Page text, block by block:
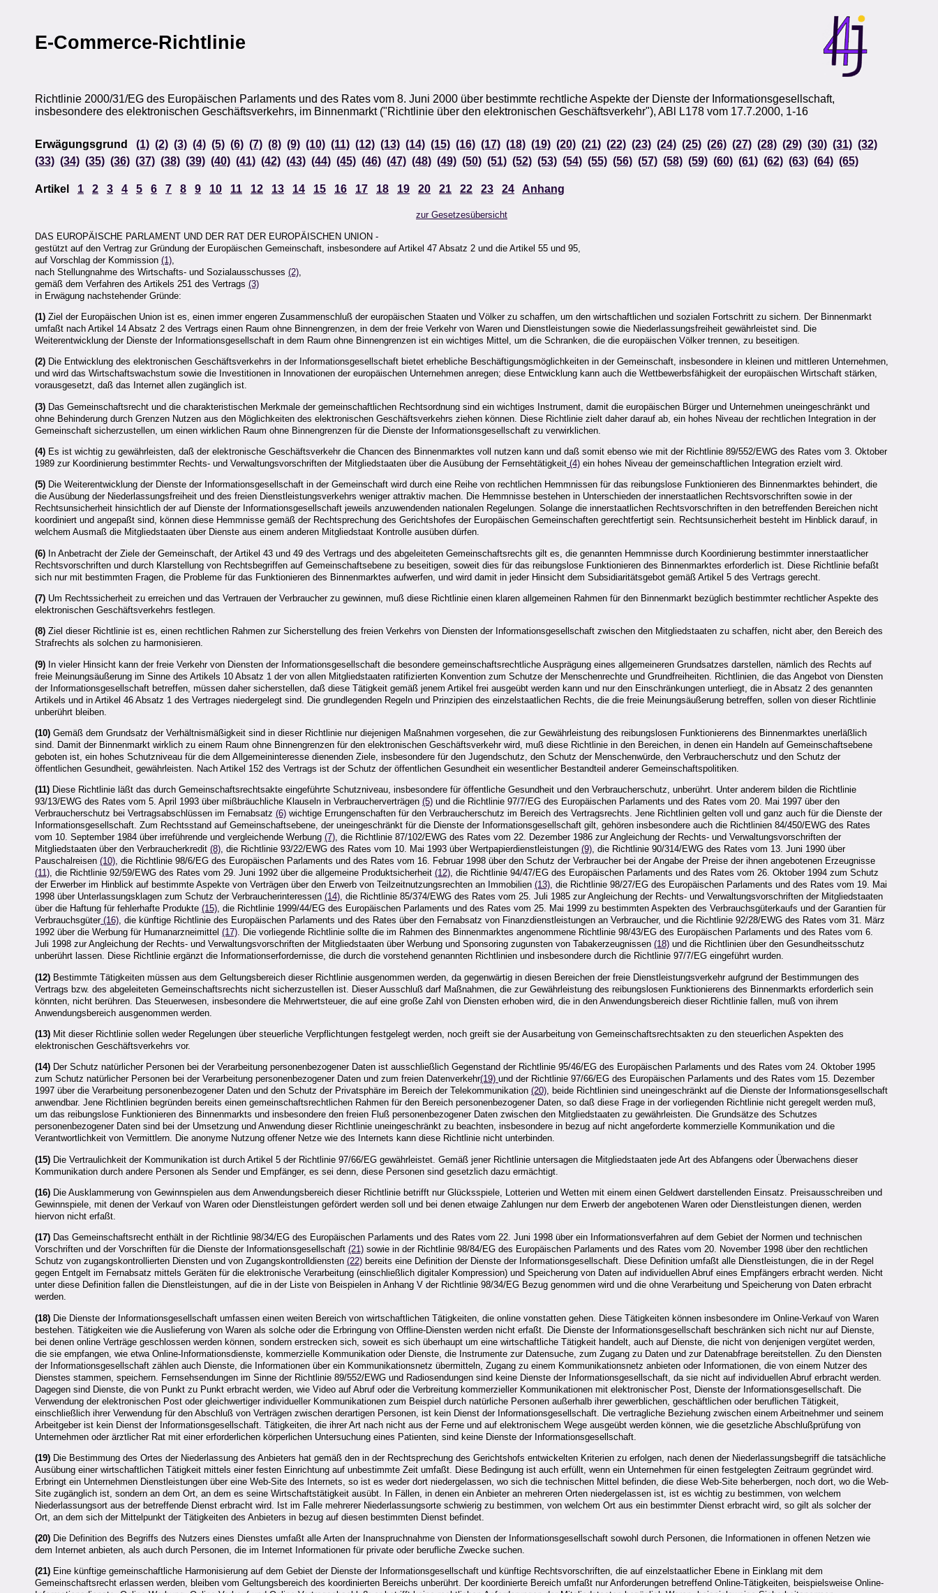
E-Commerce-Richtlinie
Richtlinie 2000/31/EG des Europäischen Parlaments und des Rates vom 8. Juni 2000 über bestimmte rechtliche Aspekte der Dienste der Informationsgesellschaft,
insbesondere des elektronischen Geschäftsverkehrs, im Binnenmarkt ("Richtlinie über den elektronischen Geschäftsverkehr"), ABl L178 vom 17.7.2000, 1-16
Erwägungsgrund (1) (2) (3) (4) (5) (6) (7) (8) (9) (10) (11) (12) (13) (14) (15) (16) (17) (18) (19) (20) (21) (22) (23) (24) (25) (26) (27) (28) (29) (30) (31) (32)
(33) (34) (35) (36) (37) (38) (39) (40) (41) (42) (43) (44) (45) (46) (47) (48) (49) (50) (51) (52) (53) (54) (55) (56) (57) (58) (59) (60) (61) (62) (63) (64) (65)
Artikel 1 2 3 4 5 6 7 8 9 10 11 12 13 14 15 16 17 18 19 20 21 22 23 24 Anhang
zur Gesetzesübersicht
DAS EUROPÄISCHE PARLAMENT UND DER RAT DER EUROPÄISCHEN UNION -
gestützt auf den Vertrag zur Gründung der Europäischen Gemeinschaft, insbesondere auf Artikel 47 Absatz 2 und die Artikel 55 und 95,
auf Vorschlag der Kommission (1)
nach Stellungnahme des Wirtschafts- und Sozialausschusses (2)
gemäß dem Verfahren des Artikels 251 des Vertrags (3)
in Erwägung nachstehender Gründe:
(1) Ziel der Europäischen Union ist es, einen immer engeren Zusammenschluß der europäischen Staaten und Völker zu schaffen, um den wirtschaftlichen und sozialen Fortschritt zu sichern. Der Binnenmarkt
umfaßt nach Artikel 14 Absatz 2 des Vertrags einen Raum ohne Binnengrenzen, in dem der freie Verkehr von Waren und Dienstleistungen sowie die Niederlassungsfreiheit gewährleistet sind. Die
Weiterentwicklung der Dienste der Informationsgesellschaft in dem Raum ohne Binnengrenzen ist ein wichtiges Mittel, um die Schranken, die die europäischen Völker trennen, zu beseitigen.
(2) Die Entwicklung des elektronischen Geschäftsverkehrs in der Informationsgesellschaft bietet erhebliche Beschäftigungsmöglichkeiten in der Gemeinschaft, insbesondere in kleinen und mittleren Unternehmen,
und wird das Wirtschaftswachstum sowie die Investitionen in Innovationen der europäischen Unternehmen anregen; diese Entwicklung kann auch die Wettbewerbsfähigkeit der europäischen Wirtschaft stärken,
vorausgesetzt, daß das Internet allen zugänglich ist.
(3) Das Gemeinschaftsrecht und die charakteristischen Merkmale der gemeinschaftlichen Rechtsordnung sind ein wichtiges Instrument, damit die europäischen Bürger und Unternehmen uneingeschränkt und
ohne Behinderung durch Grenzen Nutzen aus den Möglichkeiten des elektronischen Geschäftsverkehrs ziehen können. Diese Richtlinie zielt daher darauf ab, ein hohes Niveau der rechtlichen Integration in der
Gemeinschaft sicherzustellen, um einen wirklichen Raum ohne Binnengrenzen für die Dienste der Informationsgesellschaft zu verwirklichen.
(4) Es ist wichtig zu gewährleisten, daß der elektronische Geschäftsverkehr die Chancen des Binnenmarktes voll nutzen kann und daß somit ebenso wie mit der Richtlinie 89/552/EWG des Rates vom 3. Oktober
1989 zur Koordinierung bestimmter Rechts- und Verwaltungsvorschriften der Mitgliedstaaten über die Ausübung der Fernsehtätigkeit (4) ein hohes Niveau der gemeinschaftlichen Integration erzielt wird.
(5) Die Weiterentwicklung der Dienste der Informationsgesellschaft in der Gemeinschaft wird durch eine Reihe von rechtlichen Hemmnissen für das reibungslose Funktionieren des Binnenmarktes behindert, die
die Ausübung der Niederlassungsfreiheit und des freien Dienstleistungsverkehrs weniger attraktiv machen. Die Hemmnisse bestehen in Unterschieden der innerstaatlichen Rechtsvorschriften sowie in der
Rechtsunsicherheit hinsichtlich der auf Dienste der Informationsgesellschaft jeweils anzuwendenden nationalen Regelungen. Solange die innerstaatlichen Rechtsvorschriften in den betreffenden Bereichen nicht
koordiniert und angepaßt sind, können diese Hemmnisse gemäß der Rechtsprechung des Gerichtshofes der Europäischen Gemeinschaften gerechtfertigt sein. Rechtsunsicherheit besteht im Hinblick darauf, in
welchem Ausmaß die Mitgliedstaaten über Dienste aus einem anderen Mitgliedstaat Kontrolle ausüben dürfen.
(6) In Anbetracht der Ziele der Gemeinschaft, der Artikel 43 und 49 des Vertrags und des abgeleiteten Gemeinschaftsrechts gilt es, die genannten Hemmnisse durch Koordinierung bestimmter innerstaatlicher
Rechtsvorschriften und durch Klarstellung von Rechtsbegriffen auf Gemeinschaftsebene zu beseitigen, soweit dies für das reibungslose Funktionieren des Binnenmarktes erforderlich ist. Diese Richtlinie befaßt
sich nur mit bestimmten Fragen, die Probleme für das Funktionieren des Binnenmarktes aufwerfen, und wird damit in jeder Hinsicht dem Subsidiaritätsgebot gemäß Artikel 5 des Vertrags gerecht.
(7) Um Rechtssicherheit zu erreichen und das Vertrauen der Verbraucher zu gewinnen, muß diese Richtlinie einen klaren allgemeinen Rahmen für den Binnenmarkt bezüglich bestimmter rechtlicher Aspekte des
elektronischen Geschäftsverkehrs festlegen.
(8) Ziel dieser Richtlinie ist es, einen rechtlichen Rahmen zur Sicherstellung des freien Verkehrs von Diensten der Informationsgesellschaft zwischen den Mitgliedstaaten zu schaffen, nicht aber, den Bereich des
Strafrechts als solchen zu harmonisieren.
(9) In vieler Hinsicht kann der freie Verkehr von Diensten der Informationsgesellschaft die besondere gemeinschaftsrechtliche Ausprägung eines allgemeineren Grundsatzes darstellen, nämlich des Rechts auf
freie Meinungsäußerung im Sinne des Artikels 10 Absatz 1 der von allen Mitgliedstaaten ratifizierten Konvention zum Schutze der Menschenrechte und Grundfreiheiten. Richtlinien, die das Angebot von Diensten
der Informationsgesellschaft betreffen, müssen daher sicherstellen, daß diese Tätigkeit gemäß jenem Artikel frei ausgeübt werden kann und nur den Einschränkungen unterliegt, die in Absatz 2 des genannten
Artikels und in Artikel 46 Absatz 1 des Vertrages niedergelegt sind. Die grundlegenden Regeln und Prinzipien des einzelstaatlichen Rechts, die die freie Meinungsäußerung betreffen, sollen von dieser Richtlinie
unberührt bleiben.
(10) Gemäß dem Grundsatz der Verhältnismäßigkeit sind in dieser Richtlinie nur diejenigen Maßnahmen vorgesehen, die zur Gewährleistung des reibungslosen Funktionierens des Binnenmarktes unerläßlich
sind. Damit der Binnenmarkt wirklich zu einem Raum ohne Binnengrenzen für den elektronischen Geschäftsverkehr wird, muß diese Richtlinie in den Bereichen, in denen ein Handeln auf Gemeinschaftsebene
geboten ist, ein hohes Schutzniveau für die dem Allgemeininteresse dienenden Ziele, insbesondere für den Jugendschutz, den Schutz der Menschenwürde, den Verbraucherschutz und den Schutz der
öffentlichen Gesundheit, gewährleisten. Nach Artikel 152 des Vertrags ist der Schutz der öffentlichen Gesundheit ein wesentlicher Bestandteil anderer Gemeinschaftspolitiken.
(11) Diese Richtlinie läßt das durch Gemeinschaftsrechtsakte eingeführte Schutzniveau, insbesondere für öffentliche Gesundheit und den Verbraucherschutz, unberührt. Unter anderem bilden die Richtlinie
93/13/EWG des Rates vom 5. April 1993 über mißbräuchliche Klauseln in Verbraucherverträgen (5) und die Richtlinie 97/7/EG des Europäischen Parlaments und des Rates vom 20. Mai 1997 über den
Verbraucherschutz bei Vertragsabschlüssen im Fernabsatz (6) wichtige Errungenschaften für den Verbraucherschutz im Bereich des Vertragsrechts. Jene Richtlinien gelten voll und ganz auch für die Dienste der
Informationsgesellschaft. Zum Rechtsstand auf Gemeinschaftsebene, der uneingeschränkt für die Dienste der Informationsgesellschaft gilt, gehören insbesondere auch die Richtlinien 84/450/EWG des Rates
vom 10. September 1984 über irreführende und vergleichende Werbung (7), die Richtlinie 87/102/EWG des Rates vom 22. Dezember 1986 zur Angleichung der Rechts- und Verwaltungsvorschriften der
Mitgliedstaaten über den Verbraucherkredit (8), die Richtlinie 93/22/EWG des Rates vom 10. Mai 1993 über Wertpapierdienstleistungen (9), die Richtlinie 90/314/EWG des Rates vom 13. Juni 1990 über
Pauschalreisen (10), die Richtlinie 98/6/EG des Europäischen Parlaments und des Rates vom 16. Februar 1998 über den Schutz der Verbraucher bei der Angabe der Preise der ihnen angebotenen Erzeugnisse
(11), die Richtlinie 92/59/EWG des Rates vom 29. Juni 1992 über die allgemeine Produktsicherheit (12), die Richtlinie 94/47/EG des Europäischen Parlaments und des Rates vom 26. Oktober 1994 zum Schutz
der Erwerber im Hinblick auf bestimmte Aspekte von Verträgen über den Erwerb von Teilzeitnutzungsrechten an Immobilien (13), die Richtlinie 98/27/EG des Europäischen Parlaments und des Rates vom 19. Mai
1998 über Unterlassungsklagen zum Schutz der Verbraucherinteressen (14), die Richtlinie 85/374/EWG des Rates vom 25. Juli 1985 zur Angleichung der Rechts- und Verwaltungsvorschriften der Mitgliedstaaten
über die Haftung für fehlerhafte Produkte (15), die Richtlinie 1999/44/EG des Europäischen Parlaments und des Rates vom 25. Mai 1999 zu bestimmten Aspekten des Verbrauchsgüterkaufs und der Garantien für
Verbrauchsgüter(16), die künftige Richtlinie des Europäischen Parlaments und des Rates über den Fernabsatz von Finanzdienstleistungen an Verbraucher, und die Richtlinie 92/28/EWG des Rates vom 31. März
1992 über die Werbung für Humanarzneimittel (17). Die vorliegende Richtlinie sollte die im Rahmen des Binnenmarktes angenommene Richtlinie 98/43/EG des Europäischen Parlaments und des Rates vom 6.
Juli 1998 zur Angleichung der Rechts- und Verwaltungsvorschriften der Mitgliedstaaten über Werbung und Sponsoring zugunsten von Tabakerzeugnissen (18) und die Richtlinien über den Gesundheitsschutz
unberührt lassen. Diese Richtlinie ergänzt die Informationserfordernisse, die durch die vorstehend genannten Richtlinien und insbesondere durch die Richtlinie 97/7/EG eingeführt wurden.
(12) Bestimmte Tätigkeiten müssen aus dem Geltungsbereich dieser Richtlinie ausgenommen werden, da gegenwärtig in diesen Bereichen der freie Dienstleistungsverkehr aufgrund der Bestimmungen des
Vertrags bzw. des abgeleiteten Gemeinschaftsrechts nicht sicherzustellen ist. Dieser Ausschluß darf Maßnahmen, die zur Gewährleistung des reibungslosen Funktionierens des Binnenmarkts erforderlich sein
könnten, nicht berühren. Das Steuerwesen, insbesondere die Mehrwertsteuer, die auf eine große Zahl von Diensten erhoben wird, die in den Anwendungsbereich dieser Richtlinie fallen, muß von ihrem
Anwendungsbereich ausgenommen werden.
(13) Mit dieser Richtlinie sollen weder Regelungen über steuerliche Verpflichtungen festgelegt werden, noch greift sie der Ausarbeitung von Gemeinschaftsrechtsakten zu den steuerlichen Aspekten des
elektronischen Geschäftsverkehrs vor.
(14) Der Schutz natürlicher Personen bei der Verarbeitung personenbezogener Daten ist ausschließlich Gegenstand der Richtlinie 95/46/EG des Europäischen Parlaments und des Rates vom 24. Oktober 1995
zum Schutz natürlicher Personen bei der Verarbeitung personenbezogener Daten und zum freien Datenverkehr(19) und der Richtlinie 97/66/EG des Europäischen Parlaments und des Rates vom 15. Dezember
1997 über die Verarbeitung personenbezogener Daten und den Schutz der Privatsphäre im Bereich der Telekommunikation (20), beide Richtlinien sind uneingeschränkt auf die Dienste der Informationsgesellschaft
anwendbar. Jene Richtlinien begründen bereits einen gemeinschaftsrechtlichen Rahmen für den Bereich personenbezogener Daten, so daß diese Frage in der vorliegenden Richtlinie nicht geregelt werden muß,
um das reibungslose Funktionieren des Binnenmarkts und insbesondere den freien Fluß personenbezogener Daten zwischen den Mitgliedstaaten zu gewährleisten. Die Grundsätze des Schutzes
personenbezogener Daten sind bei der Umsetzung und Anwendung dieser Richtlinie uneingeschränkt zu beachten, insbesondere in bezug auf nicht angeforderte kommerzielle Kommunikation und die
Verantwortlichkeit von Vermittlern. Die anonyme Nutzung offener Netze wie des Internets kann diese Richtlinie nicht unterbinden.
(15) Die Vertraulichkeit der Kommunikation ist durch Artikel 5 der Richtlinie 97/66/EG gewährleistet. Gemäß jener Richtlinie untersagen die Mitgliedstaaten jede Art des Abfangens oder Überwachens dieser
Kommunikation durch andere Personen als Sender und Empfänger, es sei denn, diese Personen sind gesetzlich dazu ermächtigt.
(16) Die Ausklammerung von Gewinnspielen aus dem Anwendungsbereich dieser Richtlinie betrifft nur Glücksspiele, Lotterien und Wetten mit einem einen Geldwert darstellenden Einsatz. Preisausschreiben und
Gewinnspiele, mit denen der Verkauf von Waren oder Dienstleistungen gefördert werden soll und bei denen etwaige Zahlungen nur dem Erwerb der angebotenen Waren oder Dienstleistungen dienen, werden
hiervon nicht erfaßt.
(17) Das Gemeinschaftsrecht enthält in der Richtlinie 98/34/EG des Europäischen Parlaments und des Rates vom 22. Juni 1998 über ein Informationsverfahren auf dem Gebiet der Normen und technischen
Vorschriften und der Vorschriften für die Dienste der Informationsgesellschaft (21) sowie in der Richtlinie 98/84/EG des Europäischen Parlaments und des Rates vom 20. November 1998 über den rechtlichen
Schutz von zugangskontrollierten Diensten und von Zugangskontrolldiensten (22) bereits eine Definition der Dienste der Informationsgesellschaft. Diese Definition umfaßt alle Dienstleistungen, die in der Regel
gegen Entgelt im Fernabsatz mittels Geräten für die elektronische Verarbeitung (einschließlich digitaler Kompression) und Speicherung von Daten auf individuellen Abruf eines Empfängers erbracht werden. Nicht
unter diese Definition fallen die Dienstleistungen, auf die in der Liste von Beispielen in Anhang V der Richtlinie 98/34/EG Bezug genommen wird und die ohne Verarbeitung und Speicherung von Daten erbracht
werden.
(18) Die Dienste der Informationsgesellschaft umfassen einen weiten Bereich von wirtschaftlichen Tätigkeiten, die online vonstatten gehen. Diese Tätigkeiten können insbesondere im Online-Verkauf von Waren
bestehen. Tätigkeiten wie die Auslieferung von Waren als solche oder die Erbringung von Offline-Diensten werden nicht erfaßt. Die Dienste der Informationsgesellschaft beschränken sich nicht nur auf Dienste,
bei denen online Verträge geschlossen werden können, sondern erstrecken sich, soweit es sich überhaupt um eine wirtschaftliche Tätigkeit handelt, auch auf Dienste, die nicht von denjenigen vergütet werden,
die sie empfangen, wie etwa Online-Informationsdienste, kommerzielle Kommunikation oder Dienste, die Instrumente zur Datensuche, zum Zugang zu Daten und zur Datenabfrage bereitstellen. Zu den Diensten
der Informationsgesellschaft zählen auch Dienste, die Informationen über ein Kommunikationsnetz übermitteln, Zugang zu einem Kommunikationsnetz anbieten oder Informationen, die von einem Nutzer des
Dienstes stammen, speichern. Fernsehsendungen im Sinne der Richtlinie 89/552/EWG und Radiosendungen sind keine Dienste der Informationsgesellschaft, da sie nicht auf individuellen Abruf erbracht werden.
Dagegen sind Dienste, die von Punkt zu Punkt erbracht werden, wie Video auf Abruf oder die Verbreitung kommerzieller Kommunikationen mit elektronischer Post, Dienste der Informationsgesellschaft. Die
Verwendung der elektronischen Post oder gleichwertiger individueller Kommunikationen zum Beispiel durch natürliche Personen außerhalb ihrer gewerblichen, geschäftlichen oder beruflichen Tätigkeit,
einschließlich ihrer Verwendung für den Abschluß von Verträgen zwischen derartigen Personen, ist kein Dienst der Informationsgesellschaft. Die vertragliche Beziehung zwischen einem Arbeitnehmer und seinem
Arbeitgeber ist kein Dienst der Informationsgesellschaft. Tätigkeiten, die ihrer Art nach nicht aus der Ferne und auf elektronischem Wege ausgeübt werden können, wie die gesetzliche Abschlußprüfung von
Unternehmen oder ärztlicher Rat mit einer erforderlichen körperlichen Untersuchung eines Patienten, sind keine Dienste der Informationsgesellschaft.
(19) Die Bestimmung des Ortes der Niederlassung des Anbieters hat gemäß den in der Rechtsprechung des Gerichtshofs entwickelten Kriterien zu erfolgen, nach denen der Niederlassungsbegriff die tatsächliche
Ausübung einer wirtschaftlichen Tätigkeit mittels einer festen Einrichtung auf unbestimmte Zeit umfaßt. Diese Bedingung ist auch erfüllt, wenn ein Unternehmen für einen festgelegten Zeitraum gegründet wird.
Erbringt ein Unternehmen Dienstleistungen über eine Web-Site des Internets, so ist es weder dort niedergelassen, wo sich die technischen Mittel befinden, die diese Web-Site beherbergen, noch dort, wo die Web-
Site zugänglich ist, sondern an dem Ort, an dem es seine Wirtschaftstätigkeit ausübt. In Fällen, in denen ein Anbieter an mehreren Orten niedergelassen ist, ist es wichtig zu bestimmen, von welchem
Niederlassungsort aus der betreffende Dienst erbracht wird. Ist im Falle mehrerer Niederlassungsorte schwierig zu bestimmen, von welchem Ort aus ein bestimmter Dienst erbracht wird, so gilt als solcher der
Ort, an dem sich der Mittelpunkt der Tätigkeiten des Anbieters in bezug auf diesen bestimmten Dienst befindet.
(20) Die Definition des Begriffs des Nutzers eines Dienstes umfaßt alle Arten der Inanspruchnahme von Diensten der Informationsgesellschaft sowohl durch Personen, die Informationen in offenen Netzen wie
dem Internet anbieten, als auch durch Personen, die im Internet Informationen für private oder berufliche Zwecke suchen.
(21) Eine künftige gemeinschaftliche Harmonisierung auf dem Gebiet der Dienste der Informationsgesellschaft und künftige Rechtsvorschriften, die auf einzelstaatlicher Ebene in Einklang mit dem
Gemeinschaftsrecht erlassen werden, bleiben vom Geltungsbereich des koordinierten Bereichs unberührt. Der koordinierte Bereich umfaßt nur Anforderungen betreffend Online-Tätigkeiten, beispielsweise Online-